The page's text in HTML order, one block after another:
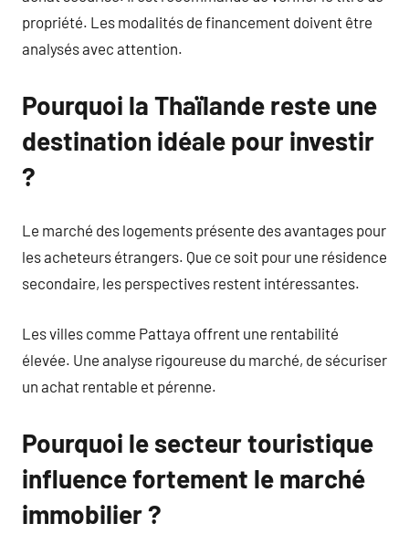
propriété. Les modalités de financement doivent être
analysés avec attention.
Pourquoi la Thaïlande reste une
destination idéale pour investir
?
Le marché des logements présente des avantages pour
les acheteurs étrangers. Que ce soit pour une résidence
secondaire, les perspectives restent intéressantes.
Les villes comme Pattaya offrent une rentabilité
élevée. Une analyse rigoureuse du marché, de sécuriser
un achat rentable et pérenne.
Pourquoi le secteur touristique
influence fortement le marché
immobilier ?